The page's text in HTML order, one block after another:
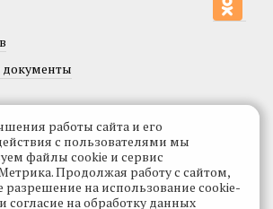
работы сайта и его
с пользователями мы
файлы cookie и сервис
Продолжая работу с сайтом,
разрешение на использование cookie-
согласие на обработку данных